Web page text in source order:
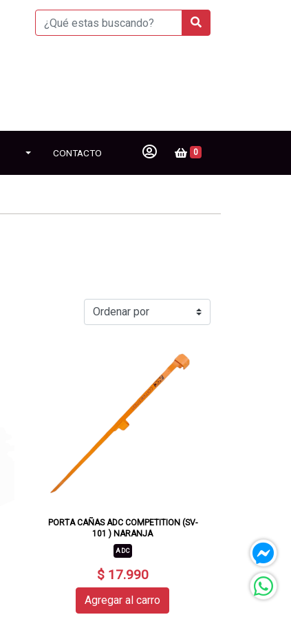
CONTACTO 0
PORTA CAÑAS ADC COMPETITION (SV-
101 ) NARANJA
ADC
$ 17.990
Agregar al carro